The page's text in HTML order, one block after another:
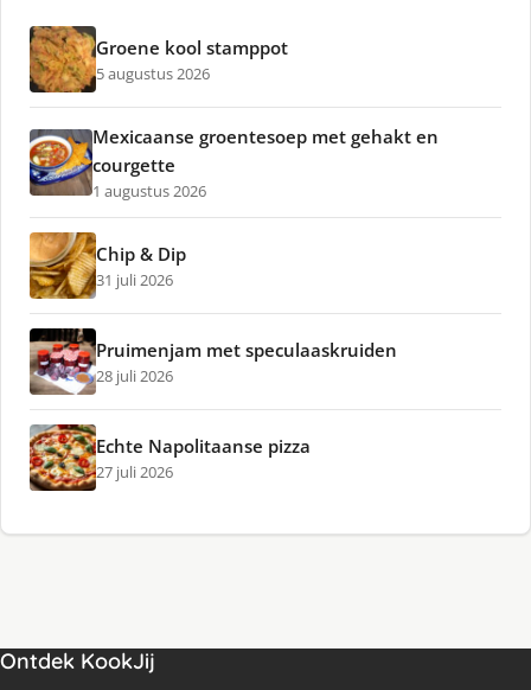
Groene kool stamppot
5 augustus 2026
Mexicaanse groentesoep met gehakt en
courgette
1 augustus 2026
Chip & Dip
31 juli 2026
Pruimenjam met speculaaskruiden
28 juli 2026
Echte Napolitaanse pizza
27 juli 2026
Ontdek KookJij